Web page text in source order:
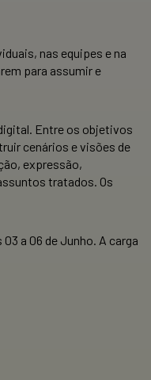
nas equipes e na
para assumir e
Entre os objetivos
cenários e visões de
expressão,
tratados. Os
a 06 de Junho. A carga